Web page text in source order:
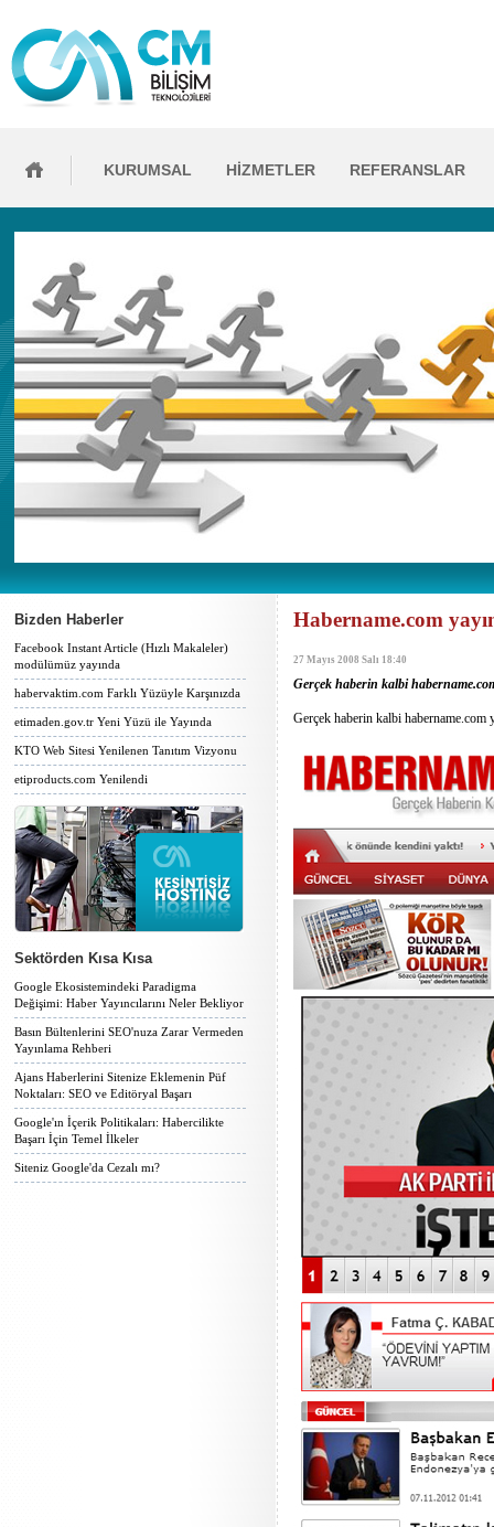
KURUMSAL HİZMETLER REFERANSLAR
Bizden Haberler
Facebook Instant Article (Hızlı Makaleler)
modülümüz yayında
habervaktim.com Farklı Yüzüyle Karşınızda
etimaden.gov.tr Yeni Yüzü ile Yayında
KTO Web Sitesi Yenilenen Tanıtım Vizyonu
etiproducts.com Yenilendi
Sektörden Kısa Kısa
Google Ekosistemindeki Paradigma
Değişimi: Haber Yayıncılarını Neler Bekliyor
Basın Bültenlerini SEO'nuza Zarar Vermeden
Yayınlama Rehberi
Ajans Haberlerini Sitenize Eklemenin Püf
Noktaları: SEO ve Editöryal Başarı
Google'ın İçerik Politikaları: Habercilikte
Başarı İçin Temel İlkeler
Siteniz Google'da Cezalı mı?
Habername.com
27 Mayıs 2008 Salı 18:40
Gerçek haberin kalbi
Gerçek haberin kalbi habername.com